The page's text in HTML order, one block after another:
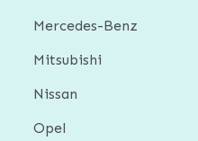
Mercedes-Benz
Mitsubishi
Nissan
Opel